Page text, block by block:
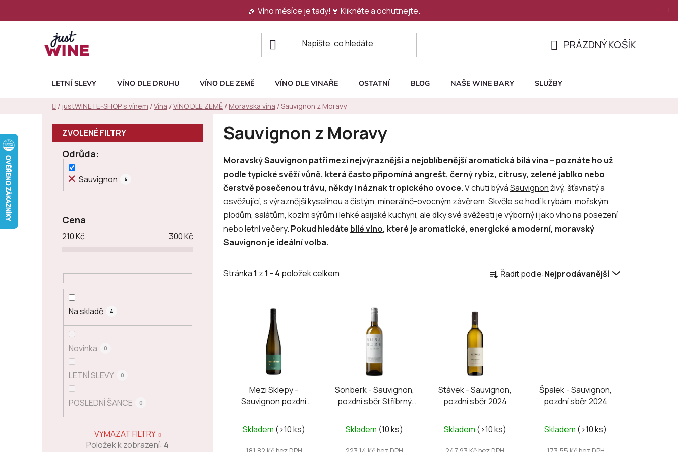
🎉 Víno měsíce je tady!🍷 Klikněte a ochutnejte.
KOŠÍK
PRÁZDNÝ KOŠÍK
LETNÍ SLEVY VÍNO DLE DRUHU VÍNO DLE ZEMĚ VÍNO DLE VINAŘE OSTATNÍ BLOG NAŠE WINE BARY SLUŽBY
Domů
/ justWINE | E-SHOP s vínem /Vína /VÍNO DLE ZEMĚ / Moravská vína /Sauvignon z Moravy
Odrůda
Sauvignon 4
Cena
210Kč 300Kč
Na skladě 4
Novinka 0
LETNÍ SLEVY 0
POSLEDNÍ ŠANCE 0
VYMAZAT FILTRY
Položek k zobrazení: 4
Sauvignon z Moravy
Moravský Sauvignon patří mezi nejvýraznější a nejoblíbenější aromatická bílá vína – poznáte ho už
podle typické svěží vůně, která často připomíná angrešt, černý rybíz, citrusy, zelené jablko nebo
čerstvě posečenou trávu, někdy i náznak tropického ovoce.V chuti býváSauvignonživý, šťavnatý a
osvěžující, s výraznější kyselinou a čistým, minerálně-ovocným závěrem. Skvěle se hodí k rybám, mořským
plodům, salátům, kozím sýrům i lehké asijské kuchyni, ale díky své svěžesti je výborný i jako víno na posezení
nebo letní večery. Pokud hledáte bílé víno, které je aromatické, energické a moderní, moravský
Sauvignon je ideální volba.
Stránka 1 z 1 - 4 položek celkem a
d
u
t
ů
Řadit podle:Nejprodávanější
Mezi Sklepy -
Sauvignon pozdní
Skladem (>10 ks)
Sonberk - Sauvignon,
pozdní sběr Stříbrný
Skladem (10 ks)
Stávek - Sauvignon,
pozdní sběr 2024
Skladem (>10 ks)
Špalek - Sauvignon,
pozdní sběr 2024
Skladem (>10 ks)